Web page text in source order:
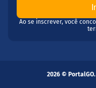
Ao se inscrever, você
2026 ©